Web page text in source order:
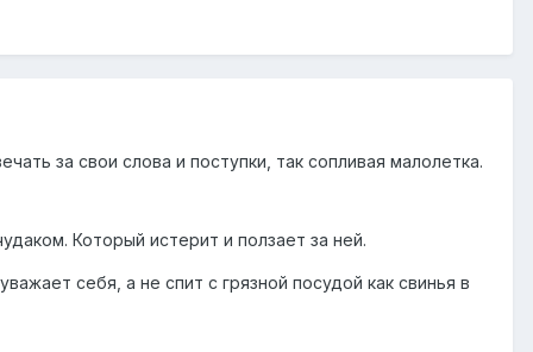
за свои слова и поступки, так сопливая малолетка.
Который истерит и ползает за ней.
себя, а не спит с грязной посудой как свинья в